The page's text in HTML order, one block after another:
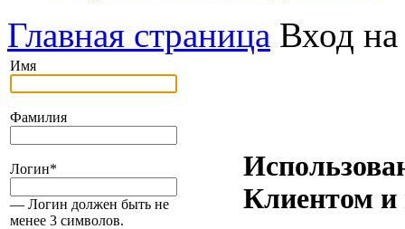
Главная страница Вход на
Имя
Фамилия
Логин*
— Логин должен быть не
менее 3 символов.
Клиентом и